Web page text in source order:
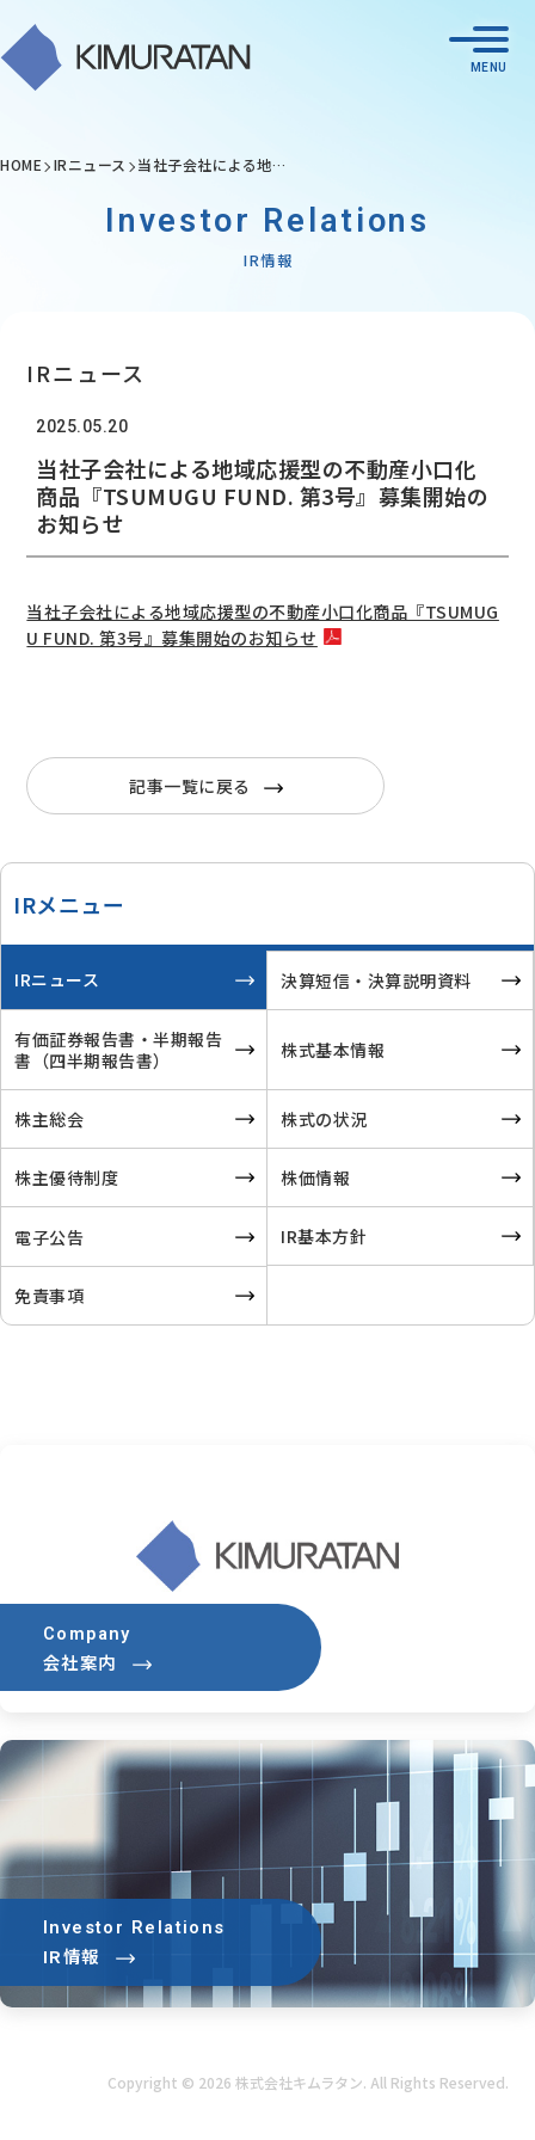
Investor Relations
IR情報
HOME IRニュース 当社子会社による地…
IRニュース
2025.05.20
当社子会社による地域応援型の不動産小口化
商品『TSUMUGU FUND. 第3号』募集開始の
お知らせ
当社子会社による地域応援型の不動産小口化商品『TSUMUG
U FUND. 第3号』募集開始のお知らせ
記事一覧に戻る
IRメニュー
IRニュース 決算短信・決算説明資料
有価証券報告書・半期報告
書 （四半期報告書） 株式基本情報
株主総会 株式の状況
株主優待制度 株価情報
電子公告 IR基本方針
免責事項
Company
会社案内
Investor Relations
IR情報
Copyright © 2026 株式会社キムラタン. All Rights Reserved.